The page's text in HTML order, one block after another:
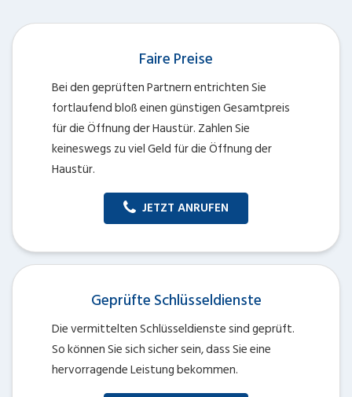
Faire Preise
Bei den geprüften Partnern entrichten Sie
fortlaufend bloß einen günstigen Gesamtpreis
für die Öffnung der Haustür. Zahlen Sie
keineswegs zu viel Geld für die Öffnung der
Haustür.
JETZT ANRUFEN
Geprüfte Schlüsseldienste
Die vermittelten Schlüsseldienste sind geprüft.
So können Sie sich sicher sein, dass Sie eine
hervorragende Leistung bekommen.